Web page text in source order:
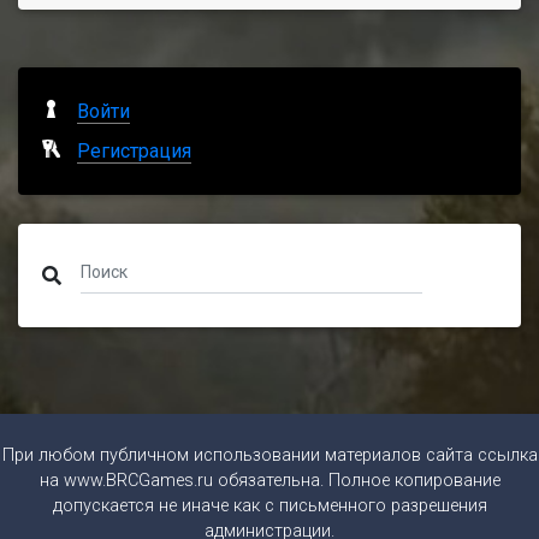
Войти
Регистрация
При любом публичном использовании материалов сайта ссылка
на www.BRCGames.ru обязательна. Полное копирование
допускается не иначе как с письменного разрешения
администрации.